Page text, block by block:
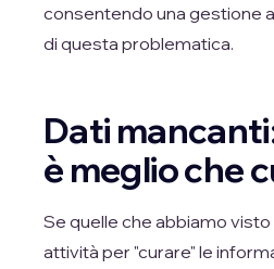
consentendo una gestione
di questa problematica.
Dati
è meglio che
Se quelle che abbiamo
attività per "curare" le